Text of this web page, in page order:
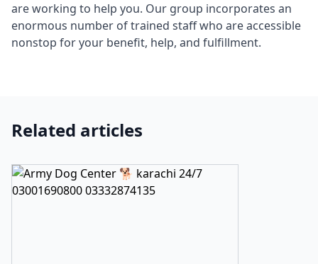
are working to help you. Our group incorporates an
enormous number of trained staff who are accessible
nonstop for your benefit, help, and fulfillment.
Related articles